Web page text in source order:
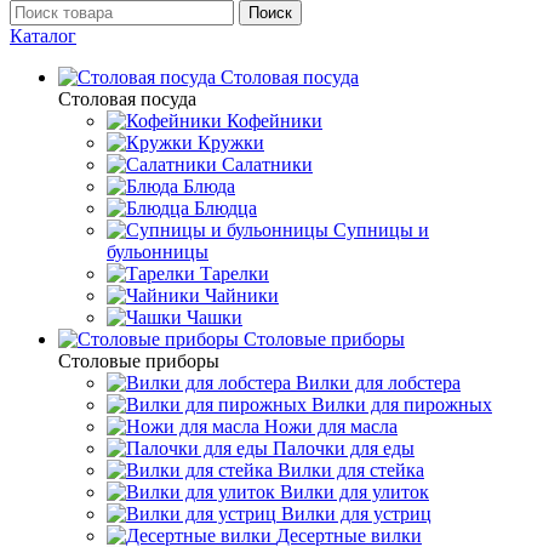
Поиск
Каталог
Столовая посуда
Столовая посуда
Кофейники
Кружки
Салатники
Блюда
Блюдца
Супницы и
бульонницы
Тарелки
Чайники
Чашки
Cтоловые приборы
Cтоловые приборы
Вилки для лобстера
Вилки для пирожных
Ножи для масла
Палочки для еды
Вилки для стейка
Вилки для улиток
Вилки для устриц
Десертные вилки